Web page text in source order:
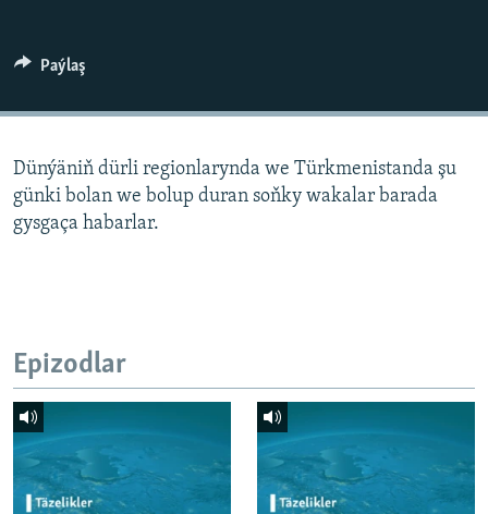
Paýlaş
Dünýäniň dürli regionlarynda we Türkmenistanda şu
günki bolan we bolup duran soňky wakalar barada
gysgaça habarlar.
Epizodlar